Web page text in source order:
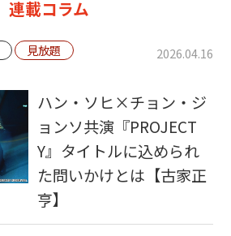
連載コラム
見放題
2026.04.16
ハン・ソヒ×チョン・ジ
ョンソ共演『PROJECT
Y』タイトルに込められ
た問いかけとは【古家正
亨】